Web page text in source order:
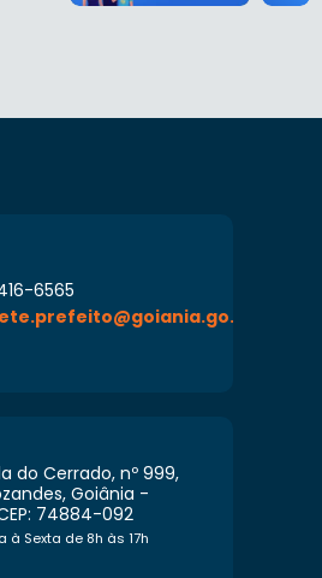
6565
do Cerrado, nº 999,
Goiânia -
74884-092
à Sexta de 8h às 17h